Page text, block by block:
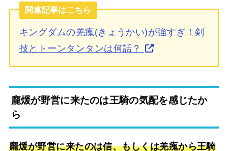
関連記事はこちら
キングダムの羌瘣(きょうかい)が強すぎ！剣
技とトーンタンタンは何話？
龐煖が野営に来たのは王騎の気配を感じたか
ら
龐煖が野営に来たのは信、もしくは羌瘣から王騎